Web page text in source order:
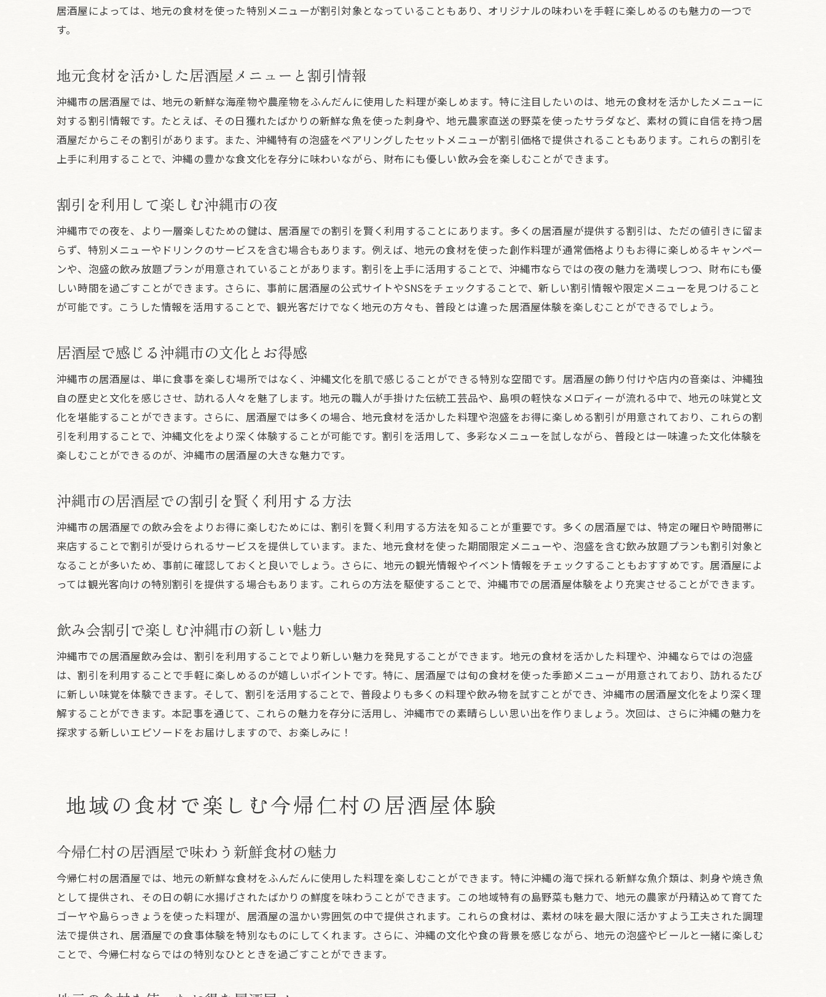
今帰仁村での居酒屋飲み会割引の活用法
居酒屋で味わう特別な沖縄文化と割引
沖縄の居酒屋での割引を活かした思い出作り
沖縄の居酒屋で割引を賢く利用するポイント
居酒屋割引で体験できる沖縄の特別な時間
割引で叶う沖縄の居酒屋での贅沢なひととき
カルチャーと割引が交差する沖縄市の居酒屋
割引で楽しむ沖縄市の居酒屋文化の奥深さ
居酒屋割引で味わう沖縄市の文化的体験
沖縄市の居酒屋でカルチャーと割引を楽しむ
居酒屋割引で体感する沖縄市の魅力的な夜
今帰仁村の居酒屋で体験する特別な夜
割引で叶える今帰仁村の居酒屋の特別な時間
今帰仁村の居酒屋で割引を賢く活用する方法
割引が魅力の今帰仁村の居酒屋で心に残るひととき
今帰仁村の居酒屋での忘れられない夜を割引で
飲み会割引で楽しむ居酒屋の泡盛と料理
居酒屋で味わう泡盛と割引の新提案
地元料理と泡盛を居酒屋割引で堪能
居酒屋の飲み会割引で特別な泡盛を楽しむ
泡盛と地元料理を割引で楽しむ居酒屋体験
沖縄市と今帰仁村で居酒屋割引の旅を満喫
居酒屋割引で巡る沖縄市と今帰仁村の魅力
沖縄市と今帰仁村の居酒屋を割引で攻略
お得に楽しむ沖縄市と今帰仁村の居酒屋旅
居酒屋割引を駆使した沖縄の旅の楽しみ方
沖縄市と今帰仁村で居酒屋割引を満喫する旅
居酒屋割引で触れる沖縄の文化
割引が結ぶ沖縄の文化と人々の絆
居酒屋割引で体験する沖縄のユニークな文化
沖縄の居酒屋で割引を通じて人々と出会う
割引で広がる沖縄の文化と人々との交流
居酒屋によっては、地元の食材を使った特別メニューが割引対象となっていることもあり、オリジナルの味わいを手軽に楽しめるのも魅力の一つで
す。
地元食材を活かした居酒屋メニューと割引情報
沖縄市の居酒屋では、地元の新鮮な海産物や農産物をふんだんに使用した料理が楽しめます。特に注目したいのは、地元の食材を活かしたメニューに
対する割引情報です。たとえば、その日獲れたばかりの新鮮な魚を使った刺身や、地元農家直送の野菜を使ったサラダなど、素材の質に自信を持つ居
酒屋だからこその割引があります。また、沖縄特有の泡盛をペアリングしたセットメニューが割引価格で提供されることもあります。これらの割引を
上手に利用することで、沖縄の豊かな食文化を存分に味わいながら、財布にも優しい飲み会を楽しむことができます。
割引を利用して楽しむ沖縄市の夜
沖縄市での夜を、より一層楽しむための鍵は、居酒屋での割引を賢く利用することにあります。多くの居酒屋が提供する割引は、ただの値引きに留ま
らず、特別メニューやドリンクのサービスを含む場合もあります。例えば、地元の食材を使った創作料理が通常価格よりもお得に楽しめるキャンペー
ンや、泡盛の飲み放題プランが用意されていることがあります。割引を上手に活用することで、沖縄市ならではの夜の魅力を満喫しつつ、財布にも優
しい時間を過ごすことができます。さらに、事前に居酒屋の公式サイトやSNSをチェックすることで、新しい割引情報や限定メニューを見つけること
が可能です。こうした情報を活用することで、観光客だけでなく地元の方々も、普段とは違った居酒屋体験を楽しむことができるでしょう。
居酒屋で感じる沖縄市の文化とお得感
沖縄市の居酒屋は、単に食事を楽しむ場所ではなく、沖縄文化を肌で感じることができる特別な空間です。居酒屋の飾り付けや店内の音楽は、沖縄独
自の歴史と文化を感じさせ、訪れる人々を魅了します。地元の職人が手掛けた伝統工芸品や、島唄の軽快なメロディーが流れる中で、地元の味覚と文
化を堪能することができます。さらに、居酒屋では多くの場合、地元食材を活かした料理や泡盛をお得に楽しめる割引が用意されており、これらの割
引を利用することで、沖縄文化をより深く体験することが可能です。割引を活用して、多彩なメニューを試しながら、普段とは一味違った文化体験を
楽しむことができるのが、沖縄市の居酒屋の大きな魅力です。
沖縄市の居酒屋での割引を賢く利用する方法
沖縄市の居酒屋での飲み会をよりお得に楽しむためには、割引を賢く利用する方法を知ることが重要です。多くの居酒屋では、特定の曜日や時間帯に
来店することで割引が受けられるサービスを提供しています。また、地元食材を使った期間限定メニューや、泡盛を含む飲み放題プランも割引対象と
なることが多いため、事前に確認しておくと良いでしょう。さらに、地元の観光情報やイベント情報をチェックすることもおすすめです。居酒屋によ
っては観光客向けの特別割引を提供する場合もあります。これらの方法を駆使することで、沖縄市での居酒屋体験をより充実させることができます。
飲み会割引で楽しむ沖縄市の新しい魅力
沖縄市での居酒屋飲み会は、割引を利用することでより新しい魅力を発見することができます。地元の食材を活かした料理や、沖縄ならではの泡盛
は、割引を利用することで手軽に楽しめるのが嬉しいポイントです。特に、居酒屋では旬の食材を使った季節メニューが用意されており、訪れるたび
に新しい味覚を体験できます。そして、割引を活用することで、普段よりも多くの料理や飲み物を試すことができ、沖縄市の居酒屋文化をより深く理
解することができます。本記事を通じて、これらの魅力を存分に活用し、沖縄市での素晴らしい思い出を作りましょう。次回は、さらに沖縄の魅力を
探求する新しいエピソードをお届けしますので、お楽しみに！
地域の食材で楽しむ今帰仁村の居酒屋体験
今帰仁村の居酒屋で味わう新鮮食材の魅力
今帰仁村の居酒屋では、地元の新鮮な食材をふんだんに使用した料理を楽しむことができます。特に沖縄の海で採れる新鮮な魚介類は、刺身や焼き魚
として提供され、その日の朝に水揚げされたばかりの鮮度を味わうことができます。この地域特有の島野菜も魅力で、地元の農家が丹精込めて育てた
ゴーヤや島らっきょうを使った料理が、居酒屋の温かい雰囲気の中で提供されます。これらの食材は、素材の味を最大限に活かすよう工夫された調理
法で提供され、居酒屋での食事体験を特別なものにしてくれます。さらに、沖縄の文化や食の背景を感じながら、地元の泡盛やビールと一緒に楽しむ
ことで、今帰仁村ならではの特別なひとときを過ごすことができます。